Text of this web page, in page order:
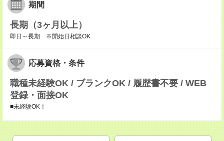
期間
長期（3ヶ月以上）
即日～長期 ※開始日相談OK
応募資格・条件
職種未経験OK / ブランクOK / 履歴書不要 / WEB
登録・面接OK
■未経験OK！